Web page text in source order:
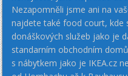
Nezapomněli jsme ani na
najdete také food court, kde
donáškových služeb jako je
standarním obchodním
s nábytkem jako je IKEA.cz